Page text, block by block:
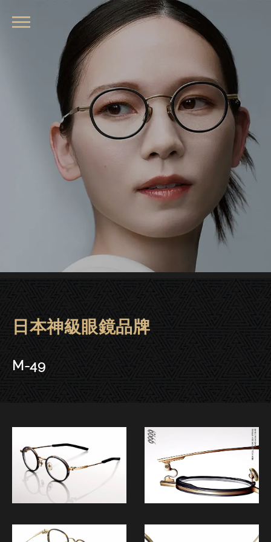
Fournines 999.9眼鏡 | 大安．晶
日本神級眼鏡品牌
M-49